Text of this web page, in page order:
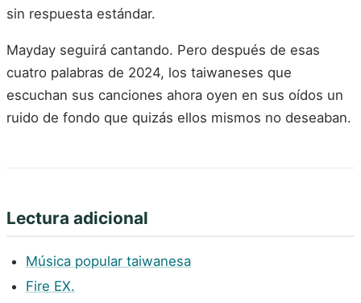
sin respuesta estándar.
Mayday seguirá cantando. Pero después de esas
cuatro palabras de 2024, los taiwaneses que
escuchan sus canciones ahora oyen en sus oídos un
ruido de fondo que quizás ellos mismos no deseaban.
Lectura adicional
Música popular taiwanesa
Fire EX.